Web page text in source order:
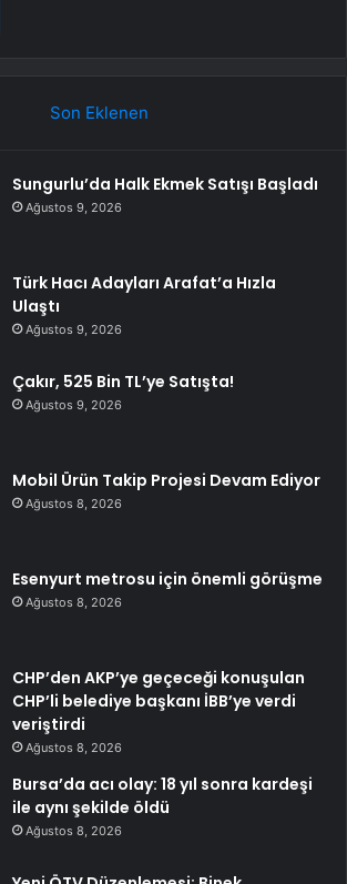
Son Eklenen
Sungurlu’da Halk Ekmek Satışı Başladı
Ağustos 9, 2026
Türk Hacı Adayları Arafat’a Hızla
Ulaştı
Ağustos 9, 2026
Çakır, 525 Bin TL’ye Satışta!
Ağustos 9, 2026
Mobil Ürün Takip Projesi Devam Ediyor
Ağustos 8, 2026
Esenyurt metrosu için önemli görüşme
Ağustos 8, 2026
CHP’den AKP’ye geçeceği konuşulan
CHP’li belediye başkanı İBB’ye verdi
veriştirdi
Ağustos 8, 2026
Bursa’da acı olay: 18 yıl sonra kardeşi
ile aynı şekilde öldü
Ağustos 8, 2026